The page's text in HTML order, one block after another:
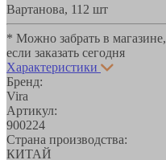
Вартанова, 11 2 шт
* Можно забрать в магазине,
если заказать сегодня
Характеристики
Бренд:
Vira
Артикул:
900224
Страна производства:
КИТАЙ